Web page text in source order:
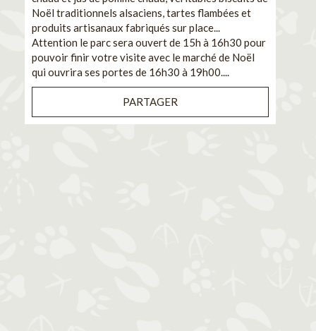
Noël traditionnels alsaciens, tartes flambées et
produits artisanaux fabriqués sur place...
Attention le parc sera ouvert de 15h à 16h30 pour
pouvoir finir votre visite avec le marché de Noël
qui ouvrira ses portes de 16h30 à 19h00....
PARTAGER